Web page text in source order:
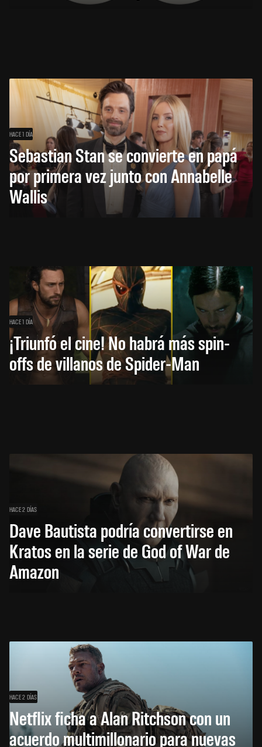
HACE 1 DÍA
Sebastian Stan se convierte en papá
por primera vez junto con Annabelle
Wallis
HACE 1 DÍA
¡Triunfó el cine! No habrá más spin-
offs de villanos de Spider-Man
HACE 2 DÍAS
Dave Bautista podría convertirse en
Kratos en la serie de God of War de
Amazon
HACE 2 DÍAS
Netflix ficha a Alan Ritchson con un
acuerdo multimillonario para nuevas